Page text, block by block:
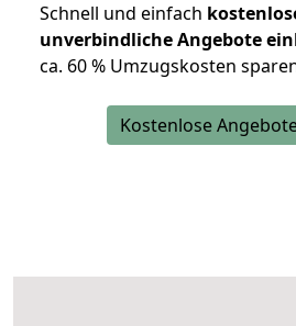
Schnell und einfach
unverbindliche Angebote
ca. 60 % Umzugskosten
Kostenlose